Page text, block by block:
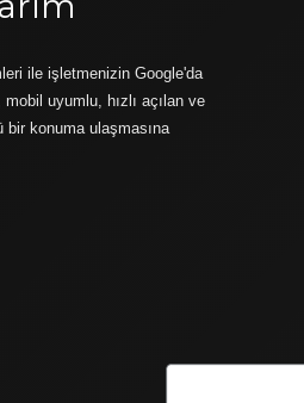
ile işletmenizin Google'da
uyumlu, hızlı açılan ve
bir konuma ulaşmasına